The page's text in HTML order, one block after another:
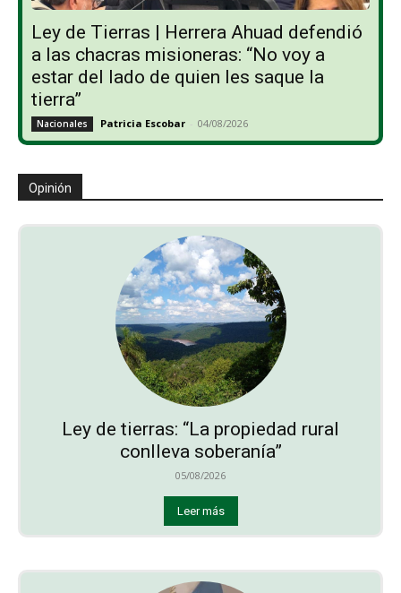
Ley de Tierras | Herrera Ahuad defendió
a las chacras misioneras: “No voy a
estar del lado de quien les saque la
tierra”
Nacionales Patricia Escobar - 04/08/2026
Opinión
Ley de tierras: “La propiedad rural
conlleva soberanía”
05/08/2026
Leer más